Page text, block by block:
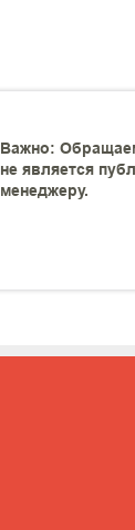
Важно:
не является
менеджеру.